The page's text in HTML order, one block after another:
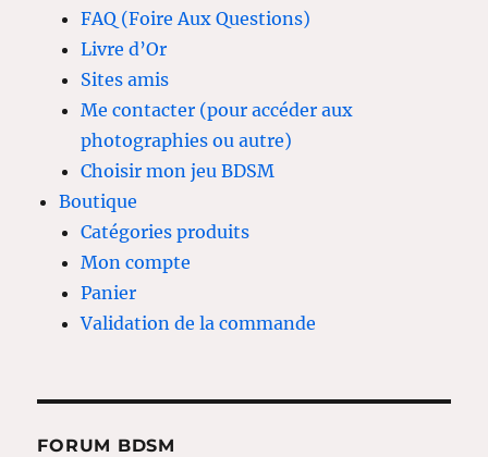
FAQ (Foire Aux Questions)
Livre d’Or
Sites amis
Me contacter (pour accéder aux
photographies ou autre)
Choisir mon jeu BDSM
Boutique
Catégories produits
Mon compte
Panier
Validation de la commande
FORUM BDSM